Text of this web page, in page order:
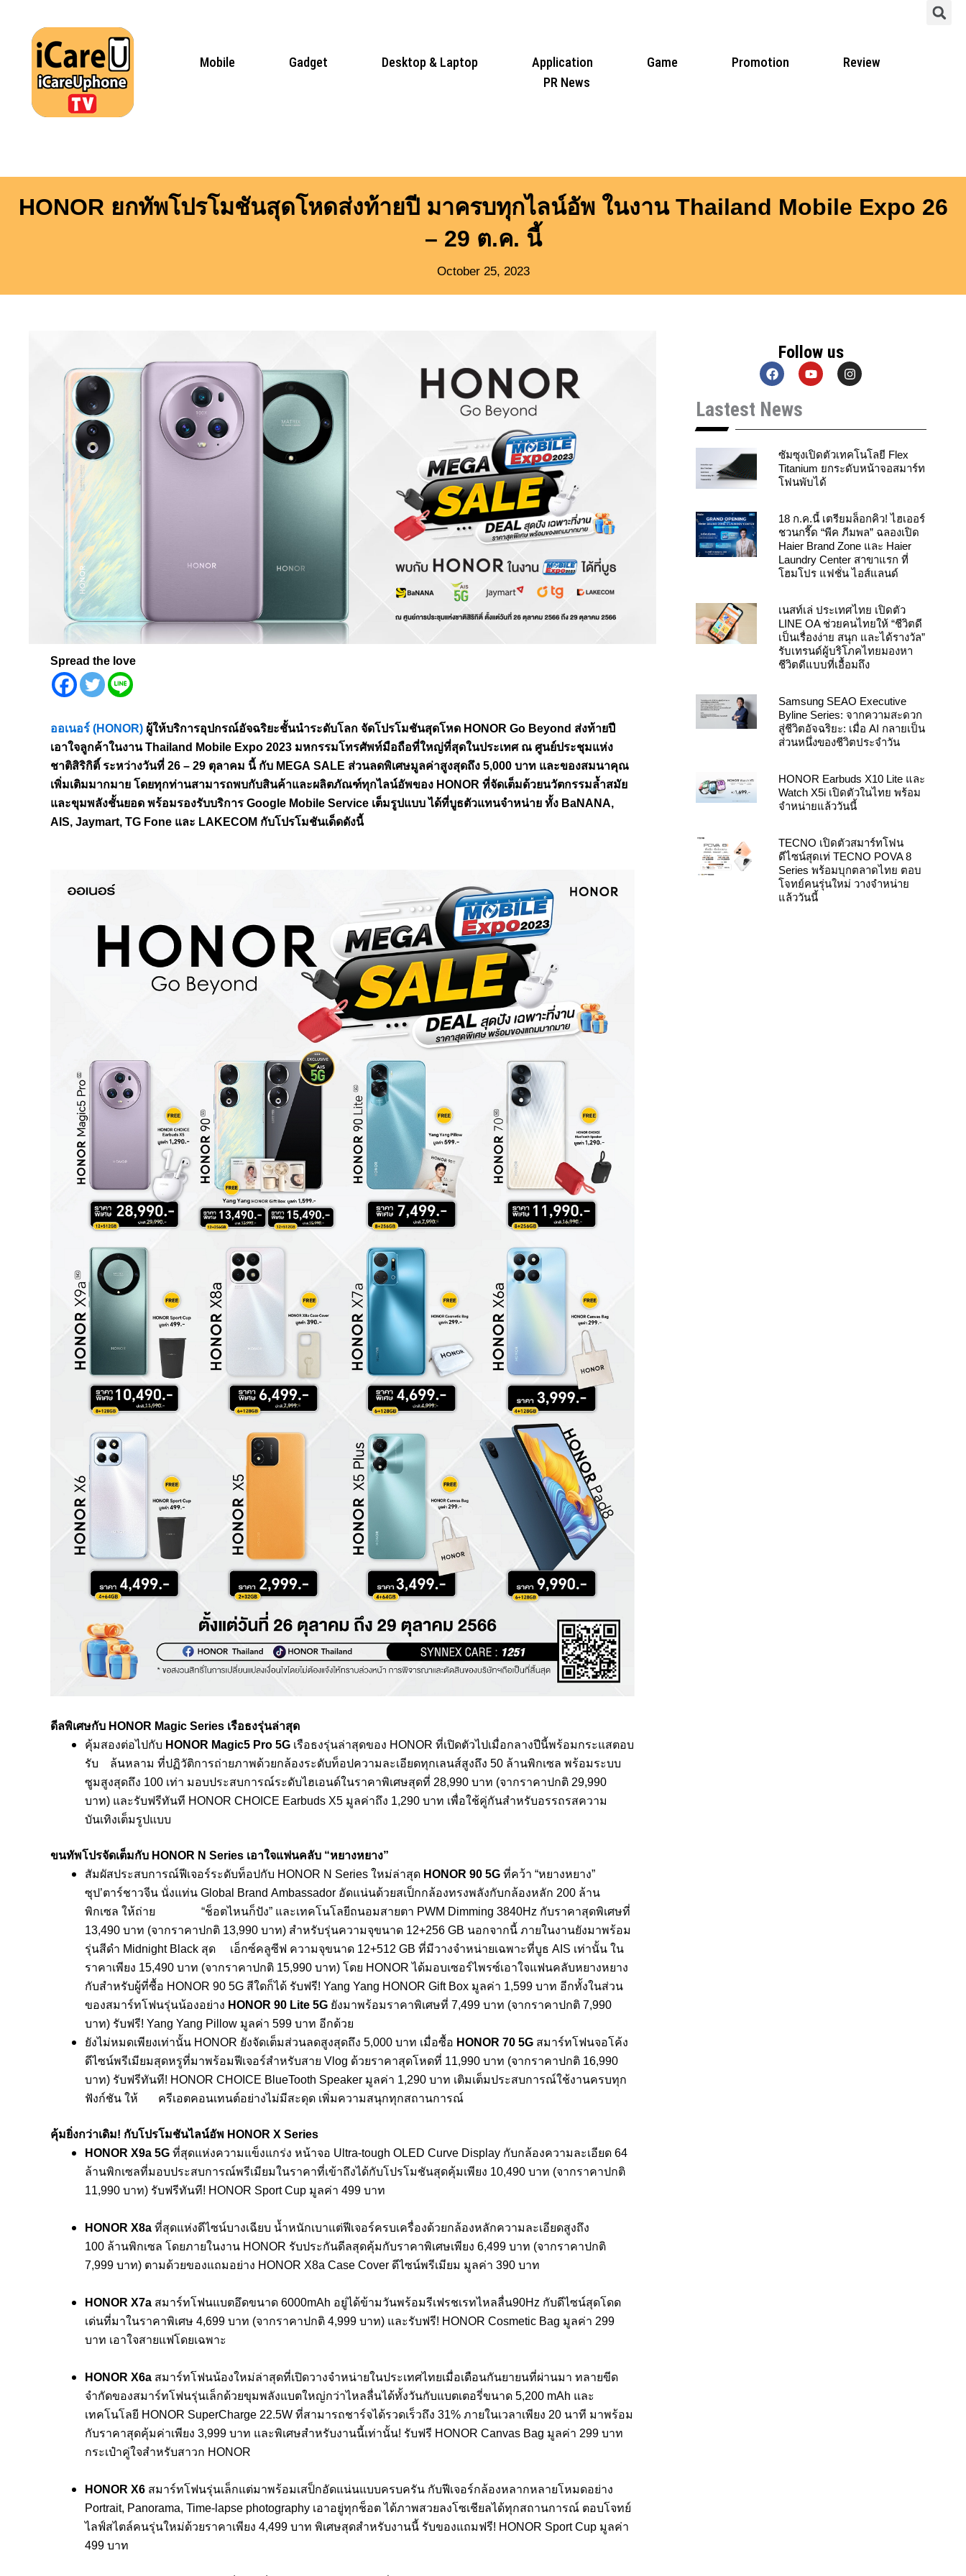
content
Mobile Gadget Desktop & Laptop Application Game Promotion
Review
PR News
HONOR ยกทัพโปรโมชันสุดโหดส่งท้ายปี มาครบทุกไลน์อัพ ในงาน Thailand Mobile Expo 26
– 29 ต.ค. นี้
October 25, 2023
Spread the love
ออเนอร์ (HONOR) ผู้ให้บริการอุปกรณ์อัจฉริยะชั้นนำระดับโลก จัดโปรโมชันสุดโหด HONOR Go Beyond ส่งท้ายปี
เอาใจลูกค้าในงานThailand Mobile Expo 2023 มหกรรมโทรศัพท์มือถือที่ใหญ่ที่สุดในประเทศ ณ ศูนย์ประชุมแห่ง
ชาติสิริกิติ์ ระหว่างวันที่ 26 – 29 ตุลาคม นี้ กับ MEGA SALE ส่วนลดพิเศษมูลค่าสูงสุดถึง 5,000 บาท และของสมนาคุณ
เพิ่มเติมมากมาย โดยทุกท่านสามารถพบกับสินค้าและผลิตภัณฑ์ทุกไลน์อัพของ HONOR ที่จัดเต็มด้วยนวัตกรรมล้ำสมัย
และขุมพลังชั้นยอด พร้อมรองรับบริการ Google Mobile Service เต็มรูปแบบ ได้ที่บูธตัวแทนจำหน่าย ทั้ง BaNANA,
AIS, Jaymart, TG Fone และ LAKECOM กับโปรโมชันเด็ดดังนี้
ดีลพิเศษกับ HONOR Magic Series เรือธงรุ่นล่าสุด
คุ้มสองต่อไปกับ HONOR Magic5 Pro 5G เรือธงรุ่นล่าสุดของ HONOR ที่เปิดตัวไปเมื่อกลางปีนี้พร้อมกระแสตอบ
รับ ล้นหลาม ที่ปฏิวัติการถ่ายภาพด้วยกล้องระดับท็อปความละเอียดทุกเลนส์สูงถึง 50 ล้านพิกเซล พร้อมระบบ
ซูมสูงสุดถึง 100 เท่า มอบประสบการณ์ระดับไฮเอนด์ในราคาพิเศษสุดที่ 28,990 บาท (จากราคาปกติ 29,990
บาท) และรับฟรีทันที HONOR CHOICE Earbuds X5 มูลค่าถึง 1,290 บาท เพื่อใช้คู่กันสำหรับอรรถรสความ
บันเทิงเต็มรูปแบบ
ขนทัพโปรจัดเต็มกับ HONOR N Series เอาใจแฟนคลับ “หยางหยาง”
สัมผัสประสบการณ์ฟีเจอร์ระดับท็อปกับ HONOR N Series ใหม่ล่าสุด HONOR 90 5Gที่คว้า “หยางหยาง”
ซุป’ตาร์ชาวจีน นั่งแท่น Global Brand Ambassador อัดแน่นด้วยสเป็กกล้องทรงพลังกับกล้องหลัก 200 ล้าน
พิกเซล ให้ถ่าย
“ช็อตไหนก็ปัง” และเทคโนโลยีถนอมสายตา PWM Dimming 3840Hz กับราคาสุดพิเศษที่
13,490 บาท (จากราคาปกติ 13,990 บาท) สำหรับรุ่นความจุขนาด 12+256 GB นอกจากนี้ ภายในงานยังมาพร้อม
รุ่นสีดำ Midnight Black สุด เอ็กซ์คลูซีฟ ความจุขนาด 12+512 GB ที่มีวางจำหน่ายเฉพาะที่บูธ AIS เท่านั้น ใน
ราคาเพียง 15,490 บาท (จากราคาปกติ 15,990 บาท) โดย HONOR ได้มอบเซอร์ไพรซ์เอาใจแฟนคลับหยางหยาง
กับสำหรับผู้ที่ซื้อ HONOR 90 5G สีใดก็ได้ รับฟรี! Yang Yang HONOR Gift Box มูลค่า 1,599 บาท อีกทั้งในส่วน
ของสมาร์ทโฟนรุ่นน้องอย่าง HONOR 90 Lite 5G ยังมาพร้อมราคาพิเศษที่ 7,499 บาท (จากราคาปกติ 7,990
บาท) รับฟรี! Yang Yang Pillow มูลค่า 599 บาท อีกด้วย
ยังไม่หมดเพียงเท่านั้น HONOR ยังจัดเต็มส่วนลดสูงสุดถึง 5,000 บาท เมื่อซื้อ HONOR 70 5G สมาร์ทโฟนจอโค้ง
ดีไซน์พรีเมียมสุดหรูที่มาพร้อมฟีเจอร์สำหรับสาย Vlog ด้วยราคาสุดโหดที่ 11,990 บาท (จากราคาปกติ 16,990
บาท) รับฟรีทันที! HONOR CHOICE BlueTooth Speaker มูลค่า 1,290 บาท เติมเต็มประสบการณ์ใช้งานครบทุก
ฟังก์ชัน ให้ ครีเอตคอนเทนต์อย่างไม่มีสะดุด เพิ่มความสนุกทุกสถานการณ์
คุ้มยิ่งกว่าเดิม! กับโปรโมชันไลน์อัพ HONOR X Series
HONOR X9a 5Gที่สุดแห่งความแข็งแกร่ง หน้าจอ Ultra-tough OLED Curve Display กับกล้องความละเอียด 64
ล้านพิกเซลที่มอบประสบการณ์พรีเมียมในราคาที่เข้าถึงได้กับโปรโมชันสุดคุ้มเพียง 10,490 บาท (จากราคาปกติ
11,990 บาท) รับฟรีทันที! HONOR Sport Cup มูลค่า 499 บาท
HONOR X8aที่สุดแห่งดีไซน์บางเฉียบ น้ำหนักเบาแต่ฟีเจอร์ครบเครื่องด้วยกล้องหลักความละเอียดสูงถึง
100 ล้านพิกเซล โดยภายในงาน HONOR รับประกันดีลสุดคุ้มกับราคาพิเศษเพียง 6,499 บาท (จากราคาปกติ
7,999 บาท) ตามด้วยของแถมอย่าง HONOR X8a Case Cover ดีไซน์พรีเมียม มูลค่า 390 บาท
HONOR X7a สมาร์ทโฟนแบตอึดขนาด 6000mAh อยู่ได้ข้ามวันพร้อมรีเฟรชเรทไหลลื่น90Hz กับดีไซน์สุดโดด
เด่นที่มาในราคาพิเศษ 4,699 บาท (จากราคาปกติ 4,999 บาท) และรับฟรี! HONOR Cosmetic Bag มูลค่า 299
บาท เอาใจสายแฟโดยเฉพาะ
HONOR X6a สมาร์ทโฟนน้องใหม่ล่าสุดที่เปิดวางจำหน่ายในประเทศไทยเมื่อเดือนกันยายนที่ผ่านมา ทลายขีด
จำกัดของสมาร์ทโฟนรุ่นเล็กด้วยขุมพลังแบตใหญ่กว่าไหลลื่นได้ทั้งวันกับแบตเตอรี่ขนาด 5,200 mAh และ
เทคโนโลยี HONOR SuperCharge 22.5W ที่สามารถชาร์จได้รวดเร็วถึง 31% ภายในเวลาเพียง 20 นาที มาพร้อม
กับราคาสุดคุ้มค่าเพียง 3,999 บาท และพิเศษสำหรับงานนี้เท่านั้น! รับฟรี HONOR Canvas Bag มูลค่า 299 บาท
กระเป๋าคู่ใจสำหรับสาวก HONOR
HONOR X6 สมาร์ทโฟนรุ่นเล็กแต่มาพร้อมเสป็กอัดแน่นแบบครบครัน กับฟีเจอร์กล้องหลากหลายโหมดอย่าง
Portrait, Panorama, Time-lapse photography เอาอยู่ทุกช็อต ได้ภาพสวยลงโซเชียลได้ทุกสถานการณ์ ตอบโจทย์
ไลฟ์สไตล์คนรุ่นใหม่ด้วยราคาเพียง 4,499 บาท พิเศษสุดสำหรับงานนี้ รับของแถมฟรี! HONOR Sport Cup มูลค่า
499 บาท
Follow us
F
a
e
b
o
Y
o
b
I
n
g
a
m
Lastest News
ซัมซุงเปิดตัวเทคโนโลยี Flex
Titanium ยกระดับหน้าจอสมาร์ท
โฟนพับได้
18 ก.ค.นี้ เตรียมล็อกคิว! ไฮเออร์
ชวนกรี๊ด “พีค ภีมพล” ฉลองเปิด
Haier Brand Zone และ Haier
Laundry Center สาขาแรก ที่
โฮมโปร แฟชั่น ไอส์แลนด์
เนสท์เล่ ประเทศไทย เปิดตัว
LINE OA ช่วยคนไทยให้ “ชีวิตดี
เป็นเรื่องง่าย สนุก และได้รางวัล”
รับเทรนด์ผู้บริโภคไทยมองหา
ชีวิตดีแบบที่เอื้อมถึง
Samsung SEAO Executive
Byline Series: จากความสะดวก
สู่ชีวิตอัจฉริยะ: เมื่อ AI กลายเป็น
ส่วนหนึ่งของชีวิตประจำวัน
HONOR Earbuds X10 Lite และ
Watch X5i เปิดตัวในไทย พร้อม
จำหน่ายแล้ววันนี้
TECNO เปิดตัวสมาร์ทโฟน
ดีไซน์สุดเท่ TECNO POVA 8
Series พร้อมบุกตลาดไทย ตอบ
โจทย์คนรุ่นใหม่ วางจำหน่าย
แล้ววันนี้